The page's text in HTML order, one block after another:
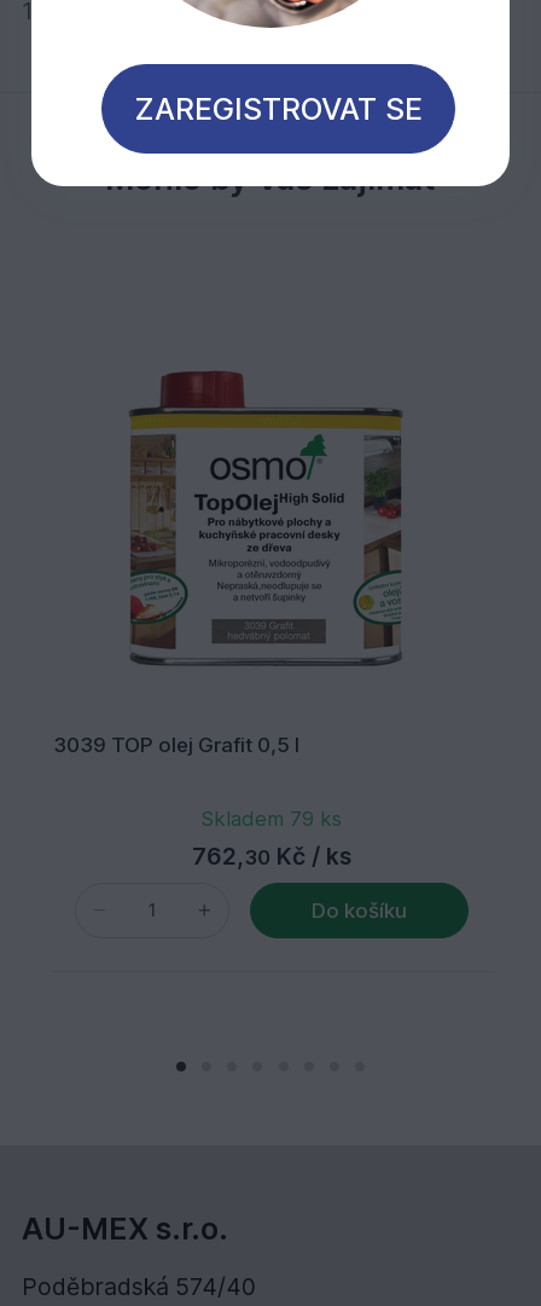
1 litr stačí při jednom nátěru na cca 24 m2
Mohlo by Vás zajímat
3039 TOP olej Grafit 0,5 l
Skladem 79 ks
762, 30 Kč / ks
Do košíku
AU-MEX s.r.o.
Poděbradská 574/40
ZAREGISTROVAT SE